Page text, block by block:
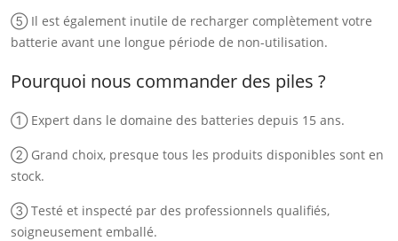
⑤ Il est également inutile de recharger complètement votre
batterie avant une longue période de non-utilisation.
Pourquoi nous commander des piles ?
① Expert dans le domaine des batteries depuis 15 ans.
② Grand choix, presque tous les produits disponibles sont en
stock.
③ Testé et inspecté par des professionnels qualifiés,
soigneusement emballé.